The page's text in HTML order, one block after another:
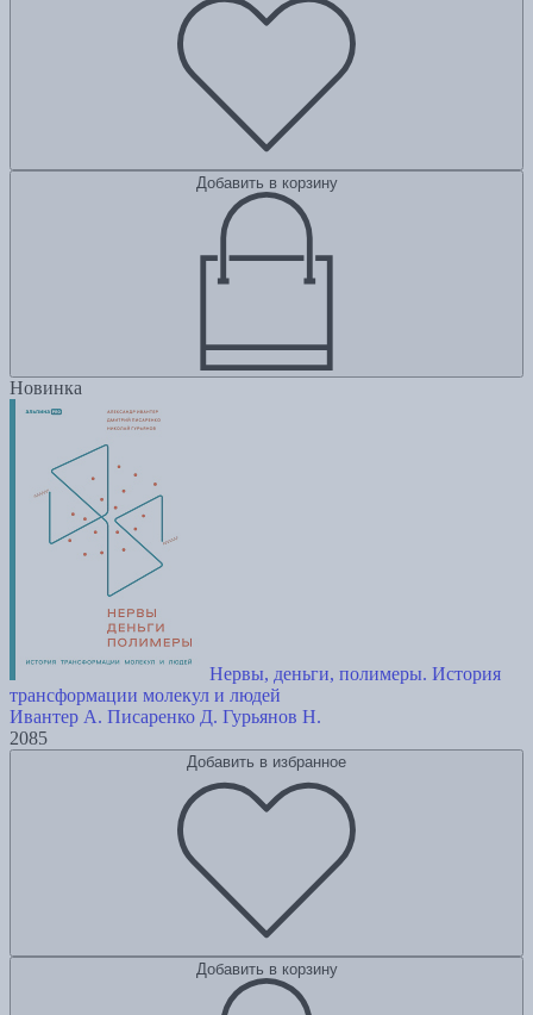
Добавить в корзину
Новинка
Нервы, деньги, полимеры. История
трансформации молекул и людей
Ивантер А. Писаренко Д. Гурьянов Н.
2085
Добавить в избранное
Добавить в корзину